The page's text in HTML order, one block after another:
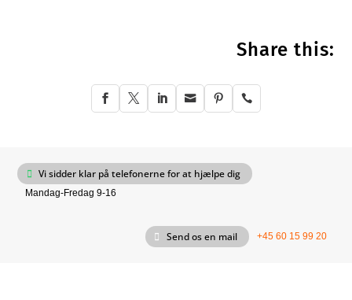
Share this:
     
Vi sidder klar på telefonerne for at hjælpe dig
Mandag-Fredag 9-16
Send os en mail +45 60 15 99 20